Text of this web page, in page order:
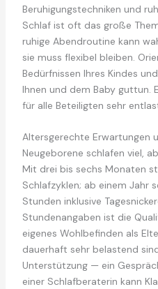
Beruhigungstechniken und
Schlaf ist oft das große
ruhige Abendroutine kann
sie muss flexibel bleiben.
Bedürfnissen Ihres Kindes
Ihnen und dem Baby guttun.
für alle Beteiligten sehr
Altersgerechte Erwartungen
Neugeborene schlafen viel,
Mit drei bis sechs Monaten
Schlafzyklen; ab einem Jahr
Stunden inklusive
Stundenangaben ist die
eigenes Wohlbefinden als
dauerhaft sehr belastend
Unterstützung — ein
einer Schlafberaterin kann